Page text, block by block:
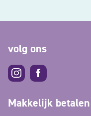
volg ons
Makkelijk betalen